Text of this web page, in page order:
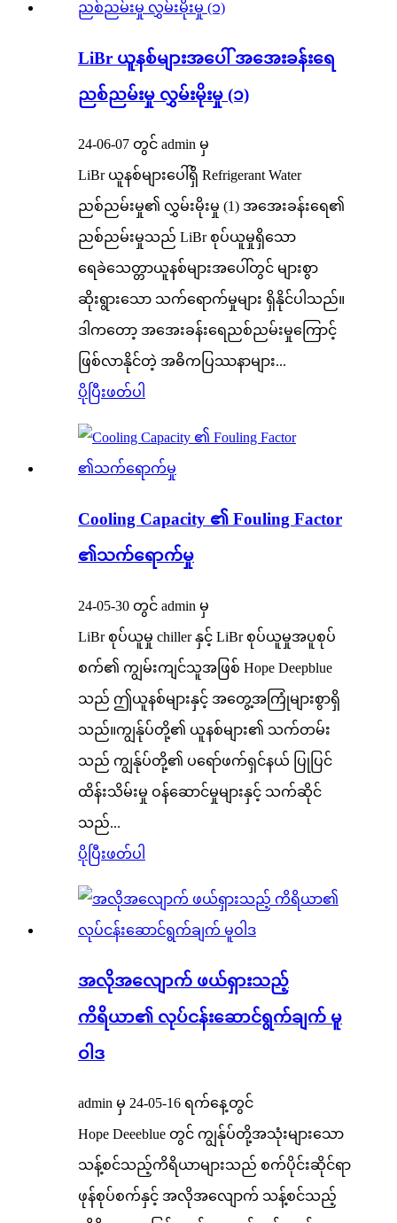
LiBr ယူနစ်များအပေါ် အအေးခန်းရေ
ညစ်ညမ်းမှု လွှမ်းမိုးမှု (၁)
24-06-07 တွင် admin မှ
LiBr ယူနစ်များပေါ်ရှိ Refrigerant Water
ညစ်ညမ်းမှု၏ လွှမ်းမိုးမှု (1) အအေးခန်းရေ၏
ညစ်ညမ်းမှုသည် LiBr စုပ်ယူမှုရှိသော
ရေခဲသေတ္တာယူနစ်များအပေါ်တွင် များစွာ
ဆိုးရွားသော သက်ရောက်မှုများ ရှိနိုင်ပါသည်။
ဒါကတော့ အအေးခန်းရေညစ်ညမ်းမှုကြောင့်
ဖြစ်လာနိုင်တဲ့ အဓိကပြဿနာများ...
ပိုပြီးဖတ်ပါ
Cooling Capacity ၏ Fouling Factor
၏သက်ရောက်မှု
24-05-30 တွင် admin မှ
LiBr စုပ်ယူမှု chiller နှင့် LiBr စုပ်ယူမှုအပူစုပ်
စက်၏ ကျွမ်းကျင်သူအဖြစ် Hope Deepblue
သည် ဤယူနစ်များနှင့် အတွေ့အကြုံများစွာရှိ
သည်။ကျွန်ုပ်တို့၏ ယူနစ်များ၏ သက်တမ်း
သည် ကျွန်ုပ်တို့၏ ပရော်ဖက်ရှင်နယ် ပြုပြင်
ထိန်းသိမ်းမှု ဝန်ဆောင်မှုများနှင့် သက်ဆိုင်
သည်...
ပိုပြီးဖတ်ပါ
အလိုအလျောက် ဖယ်ရှားသည့်
ကိရိယာ၏ လုပ်ငန်းဆောင်ရွက်ချက် မူ
ဝါဒ
admin မှ 24-05-16 ရက်နေ့တွင်
Hope Deeeblue တွင် ကျွန်ုပ်တို့အသုံးများသော
သန့်စင်သည့်ကိရိယာများသည် စက်ပိုင်းဆိုင်ရာ
ဖုန်စုပ်စက်နှင့် အလိုအလျောက် သန့်စင်သည့်